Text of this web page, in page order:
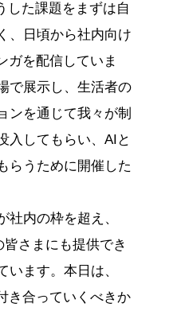
した課題をまずは自
、日頃から社内向け
ガを配信していま
で展示し、生活者の
ンを通じて我々が制
入してもらい、AIと
らうために開催した
社内の枠を超え、
さまにも提供でき
います。本日は、
き合っていくべきか